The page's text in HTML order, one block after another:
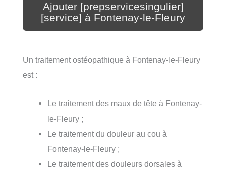
Ajouter [prepservicesingulier]
[service] à Fontenay-le-Fleury
Un traitement ostéopathique à Fontenay-le-Fleury
est :
Le traitement des maux de tête à Fontenay-
le-Fleury ;
Le traitement du douleur au cou à
Fontenay-le-Fleury ;
Le traitement des douleurs dorsales à